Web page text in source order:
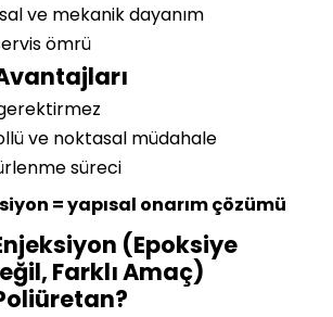
ve mekanik dayanım
ömrü
gerektirmez
ve noktasal müdahale
süreci
= yapısal onarım çözümü
(Epoksiye
Farklı Amaç)